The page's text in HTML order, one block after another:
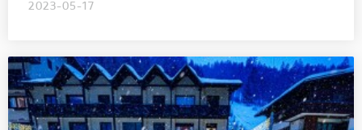
2023-05-17